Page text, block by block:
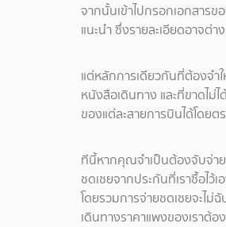
จากนั้นเข้าไปกรอกเอกสารข
แนะนำ ซึ่งรายละเอียดอาจต่า
แต่หลักการเดียวกันที่ต้องจำ
หนังสือเดินทาง และที่ขาดไม่
ของแต่ละสายการบินได้โดย
ทีนี้หากคุณจำเป็นต้องจับจ่าย
ชดเชยจากประกันที่เราซื้อไ
โดยรวมการจ่ายชดเชยจะไ
เดินทางราคาแพงของเราต้อ